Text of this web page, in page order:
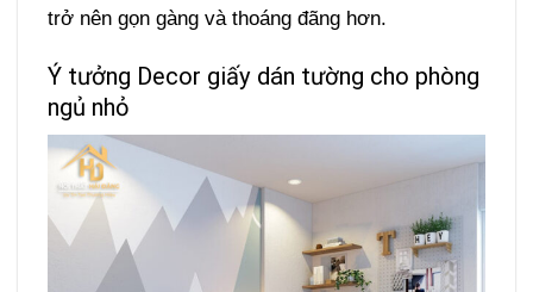
trở nên gọn gàng và thoáng đãng hơn.
Ý tưởng Decor giấy dán tường cho phòng
ngủ nhỏ